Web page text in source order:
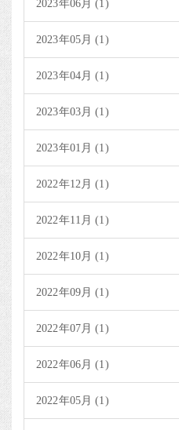
2023年06月 (1)
2023年05月 (1)
2023年04月 (1)
2023年03月 (1)
2023年01月 (1)
2022年12月 (1)
2022年11月 (1)
2022年10月 (1)
2022年09月 (1)
2022年07月 (1)
2022年06月 (1)
2022年05月 (1)